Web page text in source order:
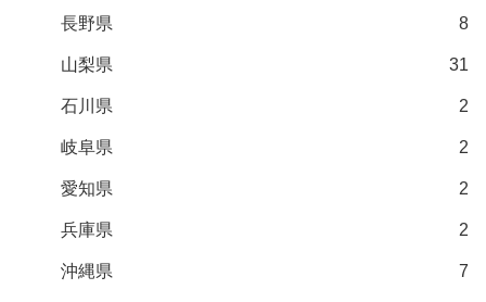
長野県 8
山梨県 31
石川県 2
岐阜県 2
愛知県 2
兵庫県 2
沖縄県 7